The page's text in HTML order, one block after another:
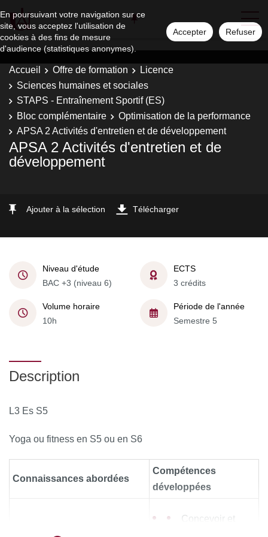
En poursuivant votre navigation sur ce
site, vous acceptez l'utilisation de
cookies à des fins de mesure
d'audience (statistiques anonymes).
Accepter Refuser
Accueil Offre de formation
Licence
Sciences humaines et sociales
STAPS - Entraînement Sportif (ES)
Bloc complémentaire
Optimisation de la performance
APSA 2 Activités d'entretien et de développement
APSA 2 Activités d'entretien et de
développement
Ajouter à la sélection Télécharger
Niveau d'étude
BAC +3 (niveau 6)
ECTS
3 crédits
Volume horaire
10h
Période de l'année
Semestre 5
Description
L3 Es S5
Yoga ou fitness en S5 ou en S6
Connaissances abordées
Compétences
développées
Concevoir et